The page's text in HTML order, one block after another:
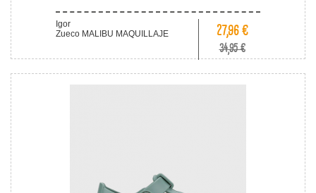
Igor
Zueco MALIBU MAQUILLAJE
27,96 €
34,95 €